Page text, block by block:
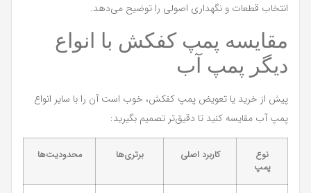
انتخاب قطعات و نگهداری اصولی را توضیح می‌دهد.
مقایسه پمپ کفکش با انواع
دیگر پمپ آب
پیش از خرید یا تعویض پمپ کفکش، خوب است آن را با سایر انواع
پمپ آب مقایسه کنید تا دقیق‌تر تصمیم بگیرید:
نوع
پمپ
کاربرد اصلی برتری‌ها محدودیت‌ها